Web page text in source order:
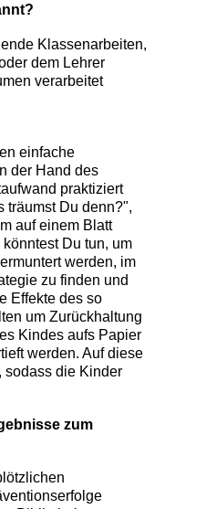
Klassenarbeiten,
dem Lehrer
verarbeitet
einfache
der Hand des
praktiziert
träumst Du denn?",
auf einem Blatt
Du tun, um
werden, im
zu finden und
Effekte des so
um Zurückhaltung
Kindes aufs Papier
werden. Auf diese
sodass die Kinder
zum